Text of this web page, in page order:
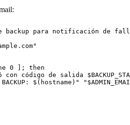
:
backup para notificación de
"
-ne 0 ]; then
con código de salida
$(hostname)"